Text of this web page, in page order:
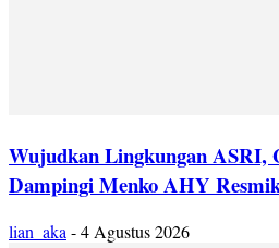
Wujudkan Lingkungan ASRI,
Dampingi Menko AHY
lian_aka -4 Agustus 2026